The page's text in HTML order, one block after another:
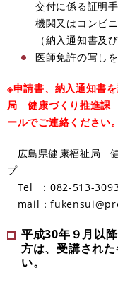
交付に係る証明
機関又はコンビ
（納入通知書及
医師免許の写し
※申請書、納入通知書
局 健康づくり推進課
ールでご連絡ください。
広島県健康福祉局
プ
Tel ：082-513-
mail：
平成30年９月以
方は、受講され
い。